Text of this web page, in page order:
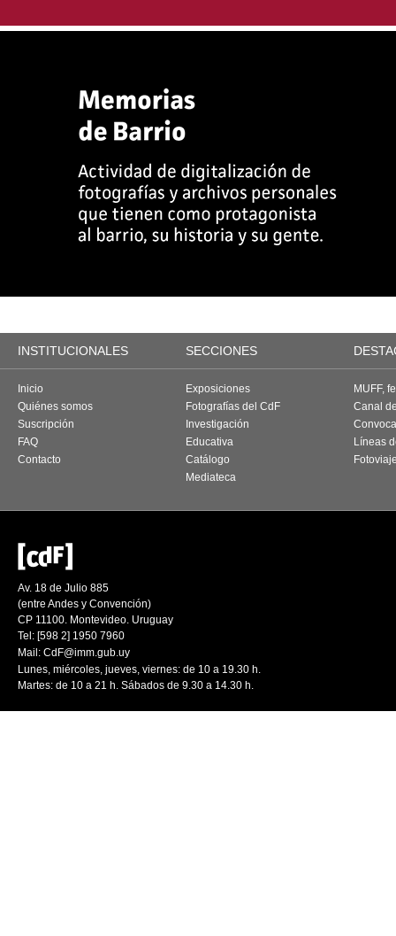
INSTITUCIONALES SECCIONES
Inicio
Quiénes somos
Suscripción
FAQ
Contacto
Exposiciones
Fotografías del CdF
Investigación
Educativa
Catálogo
Mediateca
MUFF,
Canal
Líneas
Av. 18 de Julio 885
(entre Andes y Convención)
CP 11100. Montevideo. Uruguay
Tel: [598 2] 1950 7960
Mail: CdF@imm.gub.uy
Lunes, miércoles, jueves, viernes: de 10 a 19.30 h.
Martes: de 10 a 21 h. Sábados de 9.30 a 14.30 h.